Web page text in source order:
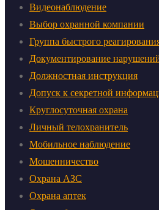
Видеонаблюдение
Выбор охранной компании
Группа быстрого
Документирование
Должностная инструкция
Допуск к секретной
Круглосуточная охрана
Личный телохранитель
Мобильное наблюдение
Мошенничество
Охрана АЗС
Охрана аптек